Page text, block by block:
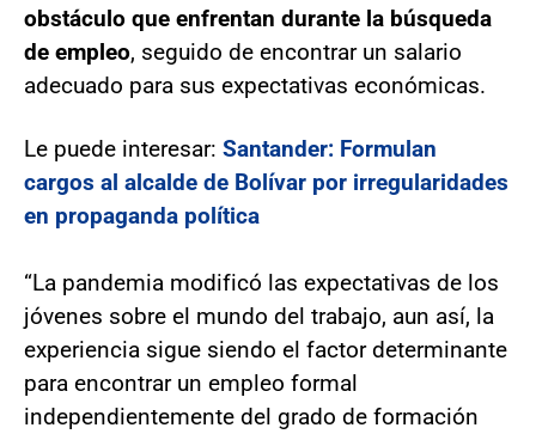
obstáculo que enfrentan durante la búsqueda
de empleo, seguido de encontrar un salario
adecuado para sus expectativas económicas.
Le puede interesar: Santander: Formulan
cargos al alcalde de Bolívar por irregularidades
en propaganda política
“La pandemia modificó las expectativas de los
jóvenes sobre el mundo del trabajo, aun así, la
experiencia sigue siendo el factor determinante
para encontrar un empleo formal
independientemente del grado de formación